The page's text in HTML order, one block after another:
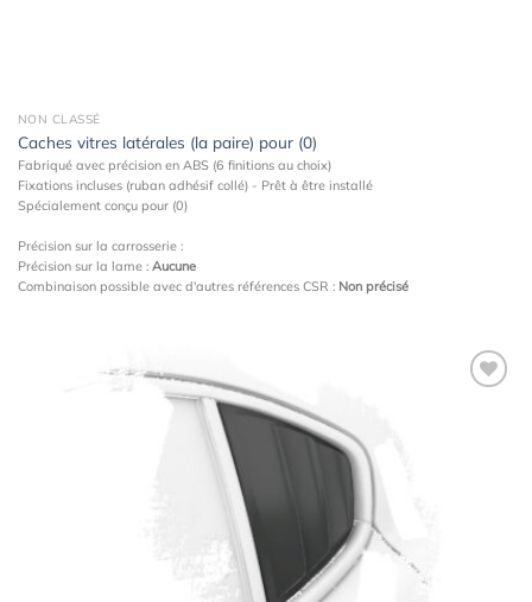
NON CLASSÉ
Caches vitres latérales (la paire) pour (0)
Fabriqué avec précision en ABS (6 finitions au choix)
Fixations incluses (ruban adhésif collé) - Prêt à être installé
Spécialement conçu pour (0)
Précision sur la carrosserie :
Précision sur la lame : Aucune
Combinaison possible avec d'autres références CSR : Non précisé